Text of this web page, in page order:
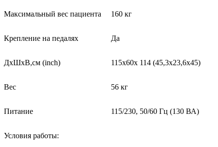
Максимальный вес пациента 160 кг
Крепление на педалях Да
ДxШxВ,см (inch) 115x60x 114 (45,3x23,6x45)
Вес 56 кг
Питание 115/230, 50/60 Гц (130 ВА)
Условия работы: